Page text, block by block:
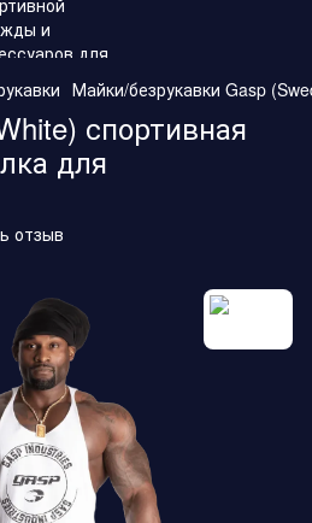
Майки/безрукавки Gasp
спортивная
для
отзыв